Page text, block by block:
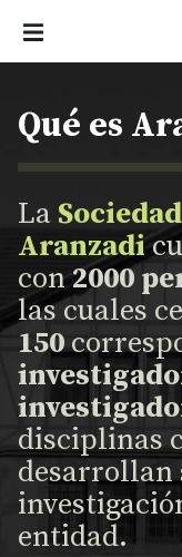
Qué es
La
Aranzadi
con2000
las cuales
150
disciplinas
desarrollan
entidad.